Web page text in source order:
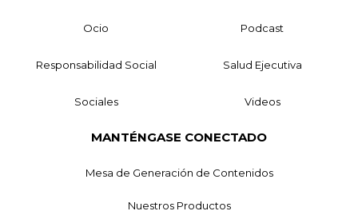
Ocio Podcast
Responsabilidad Social Salud Ejecutiva
Sociales Videos
MANTÉNGASE CONECTADO
Mesa de Generación de Contenidos
Nuestros Productos